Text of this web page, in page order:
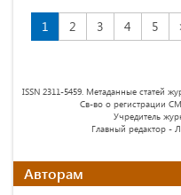
1 2 3 4 5
ISSN 2311-5459. Метаданные статей
Св-во о регистрации
Учредитель
Главный редактор -
Авторам